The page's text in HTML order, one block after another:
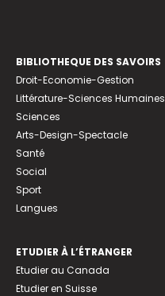
BIBLIOTHEQUE DES SAVOIRS
Droit-Economie-Gestion
Littérature-Sciences Humaines
Sciences
Arts-Design-Spectacle
Santé
Social
Sport
Langues
ETUDIER À L’ÉTRANGER
Etudier au Canada
Etudier en Suisse